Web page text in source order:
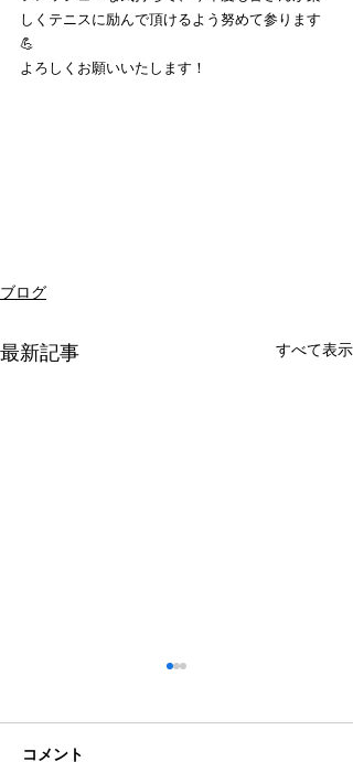
しくテニスに励んで頂けるよう努めて参ります
💪
よろしくお願いいたします！
ブログ
最新記事 すべて表示
コメント